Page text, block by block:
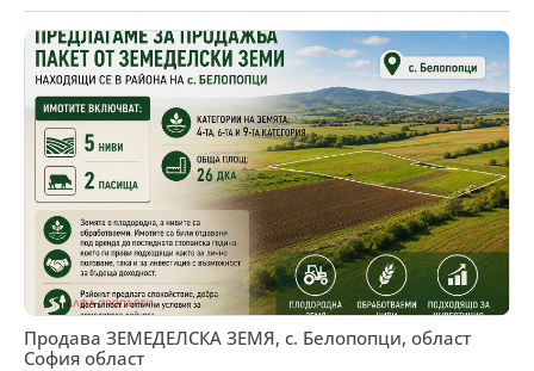
Продава ЗЕМЕДЕЛСКА ЗЕМЯ, с. Белопопци, област
София област